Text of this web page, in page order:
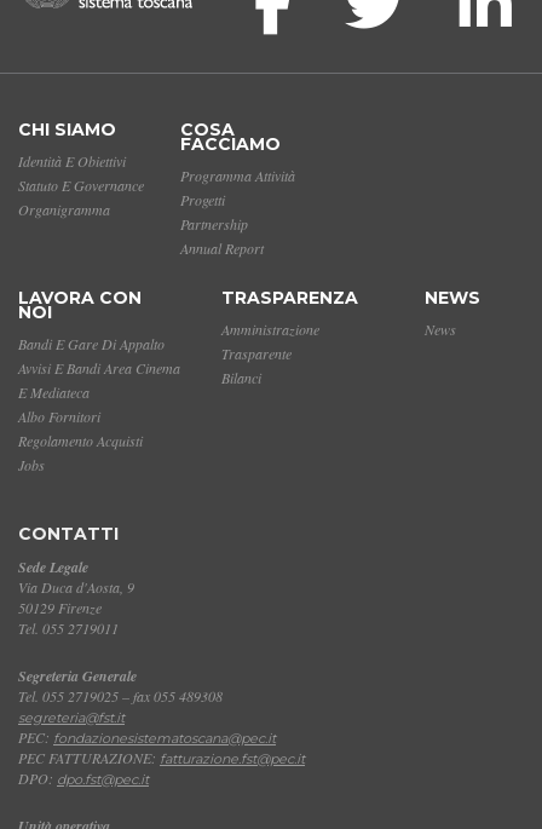
CHI SIAMO
Identità E Obiettivi
Statuto E Governance
Organigramma
COSA
FACCIAMO
Programma Attività
Progetti
Partnership
Annual Report
LAVORA CON
NOI
Bandi E Gare Di Appalto
Avvisi E Bandi Area Cinema
E Mediateca
Albo Fornitori
Regolamento Acquisti
Jobs
TRASPARENZA
Amministrazione
Trasparente
Bilanci
NEWS
News
CONTATTI
Sede Legale
Via Duca d'Aosta, 9
50129 Firenze
Tel. 055 2719011
Segreteria Generale
Tel. 055 2719025 – fax 055 489308
segreteria@fst.it
PEC: fondazionesistematoscana@pec.it
PEC FATTURAZIONE: fatturazione.fst@pec.it
DPO: dpo.fst@pec.it